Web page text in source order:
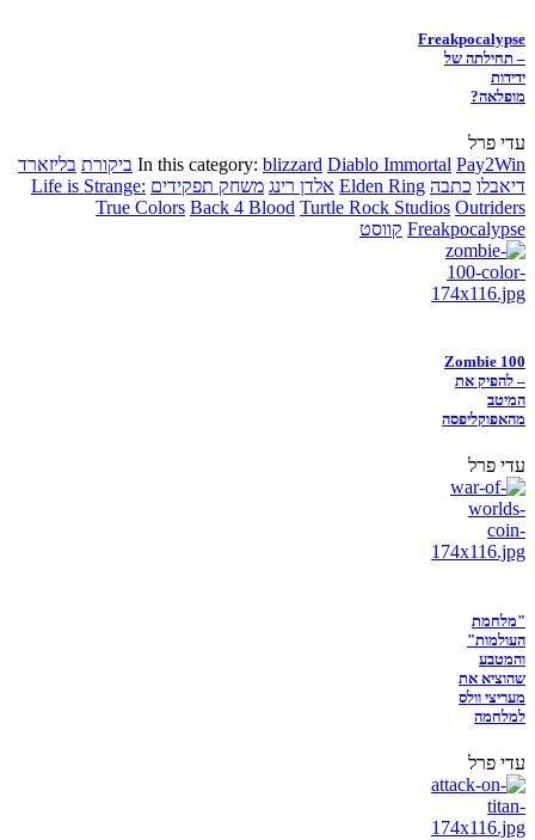
Freakpocalypse
– תחילתה של
ידידות
מופלאה?
עדי פרל
In this category: blizzard Diablo Immortal Pay2Win ביקורת בליזארד
דיאבלו כתבה Elden Ring אלדן רינג משחק תפקידים Life is Strange:
True Colors Back 4 Blood Turtle Rock Studios Outriders
Freakpocalypse קווסט
Zombie 100
– להפיק את
המיטב
מהאפוקליפסה
עדי פרל
"מלחמת
העולמות"
והמטבע
שהוציא את
מעריצי וולס
למלחמה
עדי פרל